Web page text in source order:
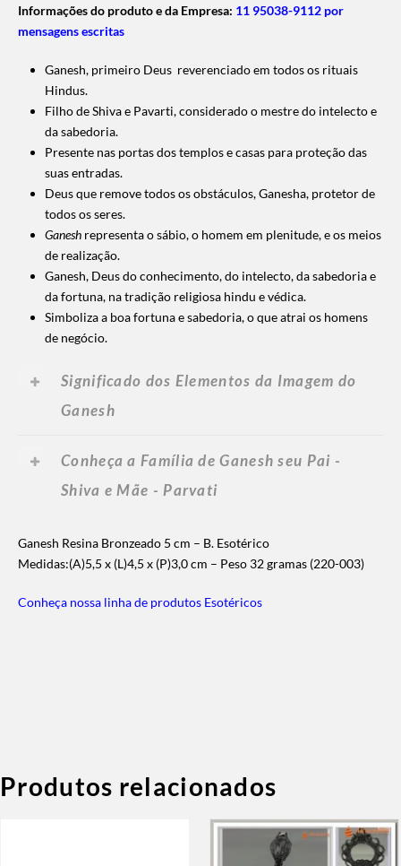
Informações do produto e da Empresa: 11 95038-9112 por
mensagens escritas
Ganesh, primeiro Deus reverenciado em todos os rituais
Hindus.
Filho de Shiva e Pavarti, considerado o mestre do intelecto e
da sabedoria.
Presente nas portas dos templos e casas para proteção das
suas entradas.
Deus que remove todos os obstáculos, Ganesha, protetor de
todos os seres.
Ganesh representa o sábio, o homem em plenitude, e os meios
de realização.
Ganesh, Deus do conhecimento, do intelecto, da sabedoria e
da fortuna, na tradição religiosa hindu e védica.
Simboliza a boa fortuna e sabedoria, o que atrai os homens
de negócio.
Significado dos Elementos da Imagem do
Ganesh
Conheça a Família de Ganesh seu Pai -
Shiva e Mãe - Parvati
Ganesh Resina Bronzeado 5 cm – B. Esotérico
Medidas:(A)5,5 x (L)4,5 x (P)3,0 cm – Peso 32 gramas (220-003)
Conheça nossa linha de produtos Esotéricos
Produtos relacionados